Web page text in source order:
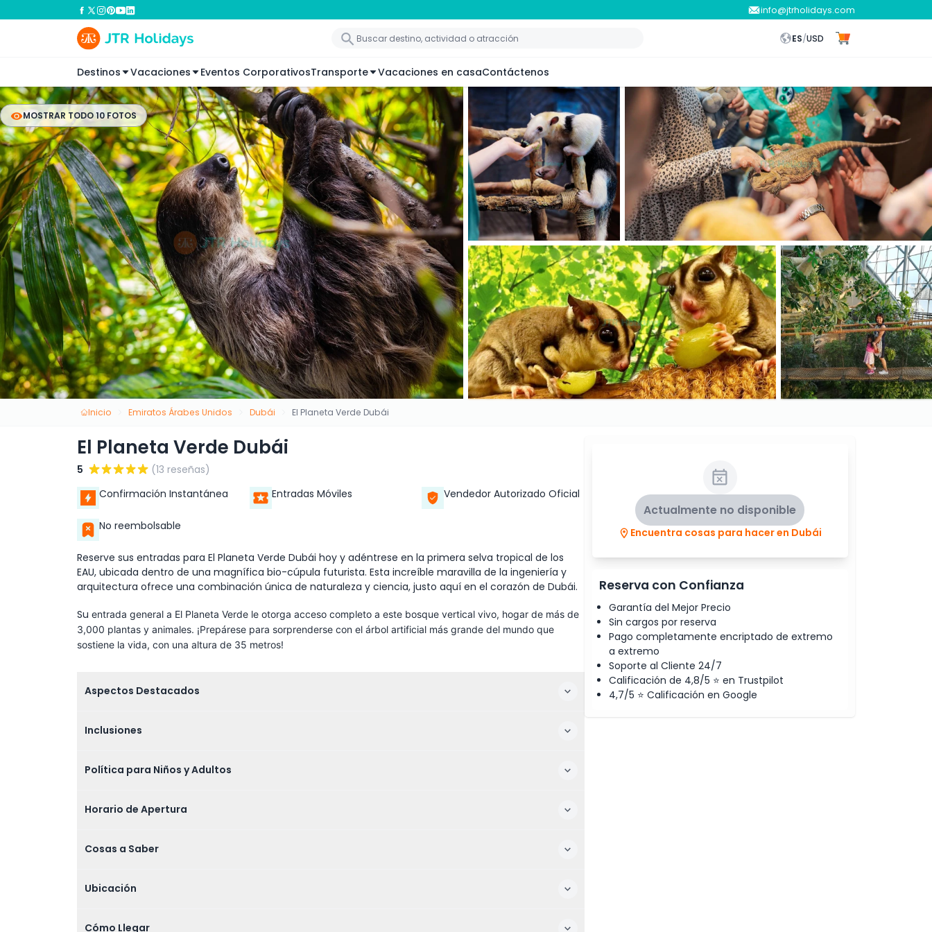
info@jtrholidays.com
ES/USD
Destinos Vacaciones Eventos CorporativosTransporte Vacaciones en casaContáctenos
MOSTRAR TODO 10 FOTOS
Inicio Emiratos Árabes Unidos Dubái El Planeta Verde Dubái
El Planeta Verde Dubái
5
(13 reseñas)
Confirmación Instantánea
Entradas Móviles Vendedor Autorizado Oficial
No reembolsable
Reserve sus entradas para El Planeta Verde Dubái hoy y adéntrese en la primera selva tropical de los
EAU, ubicada dentro de una magnífica bio-cúpula futurista. Esta increíble maravilla de la ingeniería y
arquitectura ofrece una combinación única de naturaleza y ciencia, justo aquí en el corazón de Dubái.
Su entrada general a El Planeta Verde le otorga acceso completo a este bosque vertical vivo, hogar de más de
3,000 plantas y animales. ¡Prepárese para sorprenderse con el árbol artificial más grande del mundo que
sostiene la vida, con una altura de 35 metros!
Aspectos Destacados
Inclusiones
Política para Niños y Adultos
Horario de Apertura
Cosas a Saber
Ubicación
Cómo Llegar
Actualmente no disponible
Encuentra cosas para hacer en Dubái
Reserva con Confianza
Garantía del Mejor Precio
Sin cargos por reserva
Pago completamente encriptado de extremo
a extremo
Soporte al Cliente 24/7
Calificación de 4,8/5 ⭐ en Trustpilot
4,7/5 ⭐ Calificación en Google